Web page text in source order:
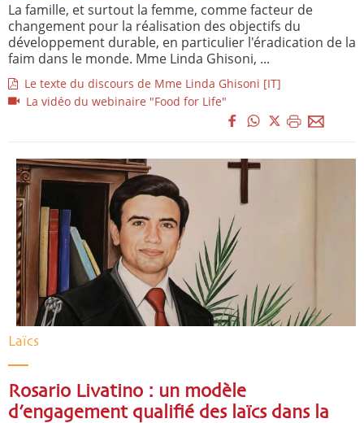
La famille, et surtout la femme, comme facteur de
changement pour la réalisation des objectifs du
développement durable, en particulier l'éradication de la
faim dans le monde. Mme Linda Ghisoni, ...
Le texte du discours de Mme Linda Ghisoni [IT]
La vidéo du webinaire "Food for Life"
Laïcs
Rosario Livatino : un modèle
d’engagement qualifié des laïcs dans la